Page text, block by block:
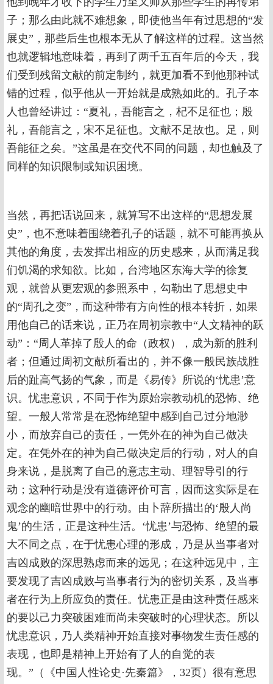
子；那么由此就不难想象，即使他当年有过思想的“发
展史”，那些后生也根本无从了解这样的过程。这当然
也就逻辑地意味着，再到了两千五百年后的今天，我
们受到残留文献的前定制约，就更加看不到他那种试
错的过程，似乎他从一开始就是成熟如此的。孔子本
人也曾经讲过：“夏礼，吾能言之，杞不足征也；殷
礼，吾能言之，宋不足征也。文献不足故也。足，则
吾能征之矣。”这虽是在交代不同的问题，却也触及了
同样的知识限制或知识困境。
当然，再把话说回来，就算写不出这样的“思想发展
史”，也不意味着围绕着孔子的话题，就不可能再换从
其他的角度，去发挥出相应的历史感来，从而满足我
们饥渴的求知欲。比如，台湾地区东海大学的徐复
观，就曾从更宏观的参照系中，勾勒出了思想史中
的“周孔之变”，而这种带有方向性的根本转折，如果
用他自己的话来说，正乃在周初宗教中“人文精神的跃
动”：“周人革掉了殷人的命（政权），成为新的胜利
者；但通过周初文献所看出的，并不像一般民族战胜
后的趾高气扬的气象，而是《易传》所说的‘忧患’意
识。忧患意识，不同于作为原始宗教动机的恐怖、绝
望。一般人常常是在恐怖绝望中感到自己过分地渺
小，而放弃自己的责任，一凭外在的神为自己做决
定。在凭外在的神为自己做决定后的行动，对人的自
身来说，是脱离了自己的意志主动、理智导引的行
动；这种行动是没有道德评价可言，因而这实际是在
观念的幽暗世界中的行动。由卜辞所描出的‘殷人尚
鬼’的生活，正是这种生活。‘忧患’与恐怖、绝望的最
大不同之点，在于忧患心理的形成，乃是从当事者对
吉凶成败的深思熟虑而来的远见；在这种远见中，主
要发现了吉凶成败与当事者行为的密切关系，及当事
者在行为上所应负的责任。忧患正是由这种责任感来
的要以己力突破困难而尚未突破时的心理状态。所以
忧患意识，乃人类精神开始直接对事物发生责任感的
表现，也即是精神上开始有了人的自觉的表
现。”（《中国人性论史·先秦篇》，32页）很有意思